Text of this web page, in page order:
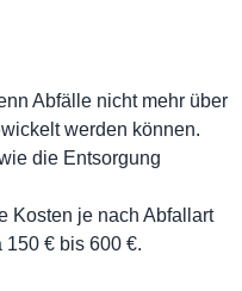
Abfälle nicht mehr über
werden können.
die Entsorgung
Kosten je nach Abfallart
150 € bis 600 €.